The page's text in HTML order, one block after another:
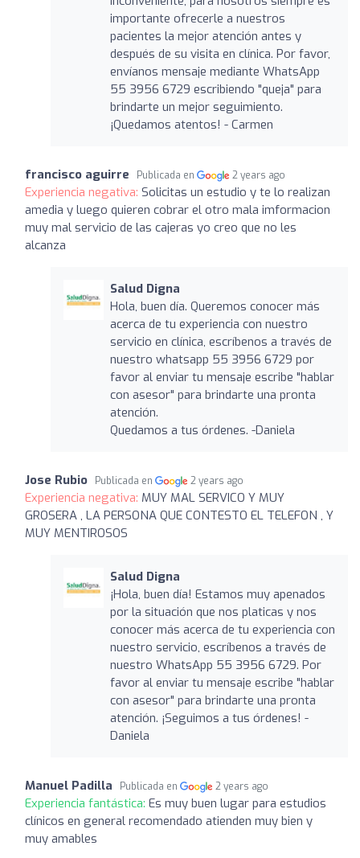
importante ofrecerle a nuestros
pacientes la mejor atención antes y
después de su visita en clínica. Por favor,
envíanos mensaje mediante WhatsApp
55 3956 6729 escribiendo "queja" para
brindarte un mejor seguimiento.
¡Quedamos atentos! - Carmen
francisco aguirre Publicada en 2 years ago
Experiencia negativa: Solicitas un estudio y te lo realizan
amedia y luego quieren cobrar el otro mala imformacion
muy mal servicio de las cajeras yo creo que no les
alcanza
Salud Digna
Hola, buen día. Queremos conocer más
acerca de tu experiencia con nuestro
servicio en clínica, escríbenos a través de
nuestro whatsapp 55 3956 6729 por
favor al enviar tu mensaje escribe "hablar
con asesor" para brindarte una pronta
atención.
Quedamos a tus órdenes. -Daniela
Jose Rubio Publicada en 2 years ago
Experiencia negativa: MUY MAL SERVICO Y MUY
GROSERA , LA PERSONA QUE CONTESTO EL TELEFON , Y
MUY MENTIROSOS
Salud Digna
¡Hola, buen día! Estamos muy apenados
por la situación que nos platicas y nos
conocer más acerca de tu experiencia con
nuestro servicio, escríbenos a través de
nuestro WhatsApp 55 3956 6729. Por
favor al enviar tu mensaje escribe "hablar
con asesor" para brindarte una pronta
atención. ¡Seguimos a tus órdenes! -
Daniela
Manuel Padilla Publicada en 2 years ago
Experiencia fantástica: Es muy buen lugar para estudios
clínicos en general recomendado atienden muy bien y
muy amables